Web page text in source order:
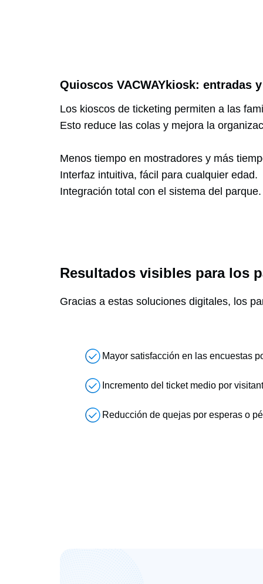
Quioscos VACWAYkiosk: entradas
Los kioscos de ticketing permiten a las
Esto reduce las colas y mejora la
Menos tiempo en mostradores y más
Interfaz intuitiva, fácil para cualquier edad.
Integración total con el sistema del parque.
Resultados visibles para los
Gracias a estas soluciones digitales, los
Mayor satisfacción en las encuestas
Incremento del ticket medio por
Reducción de quejas por esperas o